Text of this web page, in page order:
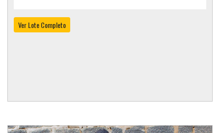
Ver Lote Completo